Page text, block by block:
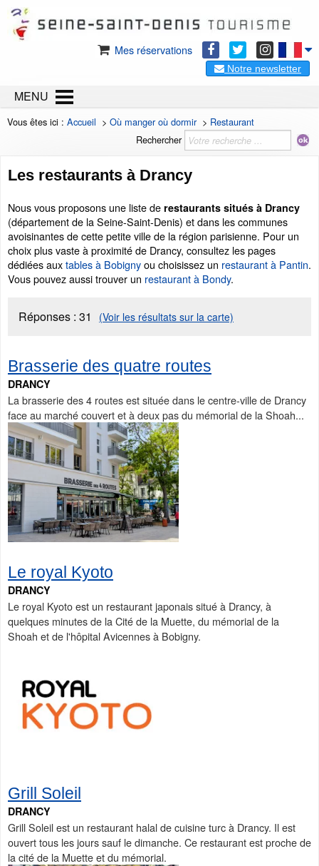
Mes réservations
Notre newsletter
MENU
Vous êtes ici : Accueil > Où manger où dormir> Restaurant
Rechercher
Les restaurants à Drancy
Nous vous proposons une liste de restaurants situés à Drancy
(département de la Seine-Saint-Denis) et dans les communes
avoisinantes de cette petite ville de la région parisienne. Pour un
choix plus vaste à proximité de Drancy, consultez les pages
dédiées auxtables à Bobignyou choisissez un restaurant à Pantin.
Vous pouvez aussi trouver un restaurant à Bondy.
Réponses : 31 (Voir les résultats sur la carte)
Brasserie des quatre routes
DRANCY
La brasserie des 4 routes est située dans le centre-ville de Drancy
face au marché couvert et à deux pas du mémorial de la Shoah...
Le royal Kyoto
DRANCY
Le royal Kyoto est un restaurant japonais situé à Drancy, à
quelques minutes de la Cité de la Muette, du mémorial de la
Shoah et de l'hôpital Avicennes à Bobigny.
Grill Soleil
DRANCY
Grill Soleil est un restaurant halal de cuisine turc à Drancy. Il est
ouvert tous les jours sauf le dimanche. Ce restaurant est proche de
la cité de la Muette et du mémorial.